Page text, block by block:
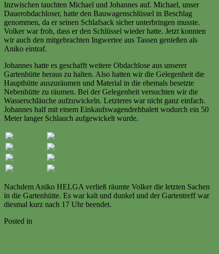
Inzwischen tauchten Michael und Johannes auf. Michael, unser
Dauerobdachloser, hatte den Bauwagenschlüssel in Beschlag
genommen, da er seinen Schlafsack sicher unterbringen musste.
Volker war froh, dass er den Schlüssel wieder hatte. Jetzt konnten
wir auch den mitgebrachten Ingwertee aus Tassen genießen als
Aniko eintraf.
Johannes hatte es geschafft weitere Obdachlose aus unserer
Gartenhütte heraus zu halten. Also hatten wir die Gelegenheit die
Haupthütte auszuräumen und Material in die ehemals besetzte
Nebenhütte zu räumen. Bei der Gelegenheit versuchten wir die
Wasserschläuche aufzuwickeln. Letzteres war nicht ganz einfach.
Johannes half mit einem Einkaufswagendrehbalett wodurch ein 50
Meter langer Schlauch aufgewickelt wurde.
Nachdem Aniko HELGA verließ räumte Volker die letzten Sachen
in die Gartenhütte. Es war kalt und dunkel und der Gartentreff war
diesmal kurz nach 17 Uhr beendet.
Posted in